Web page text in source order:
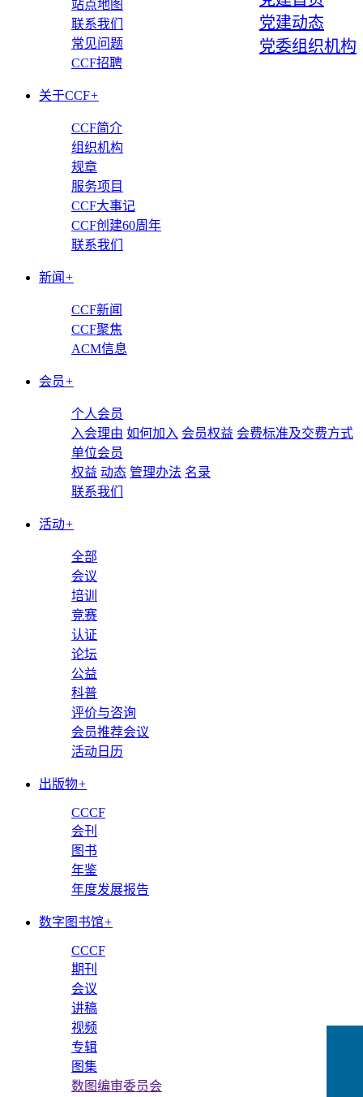
党建动态
党委组织机构
站点地图
联系我们
常见问题
CCF招聘
关于CCF+
CCF简介
组织机构
规章
服务项目
CCF大事记
CCF创建60周年
联系我们
新闻 +
CCF新闻
CCF聚焦
ACM信息
会员+
个人会员
入会理由 如何加入 会员权益 会费标准及交费方式
单位会员
权益 动态 管理办法 名录
联系我们
活动+
全部
会议
培训
竞赛
认证
论坛
公益
科普
评价与咨询
会员推荐会议
活动日历
出版物+
CCCF
会刊
图书
年鉴
年度发展报告
数字图书馆+
CCCF
期刊
会议
讲稿
视频
专辑
图集
数图编审委员会